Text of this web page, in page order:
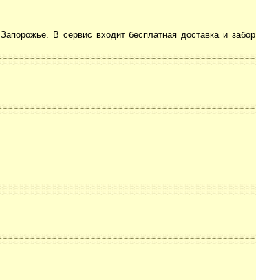
В сервис входит бесплатная доставка и забор